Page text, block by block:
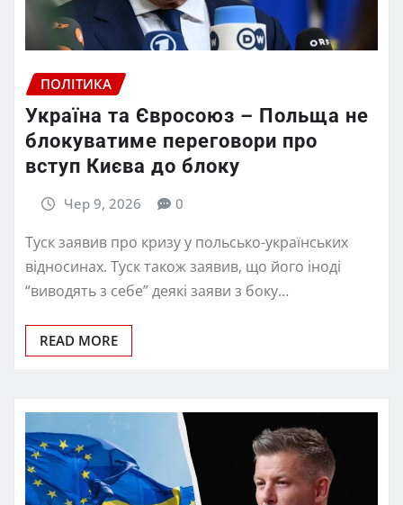
ПОЛІТИКА
Україна та Євросоюз – Польща не
блокуватиме переговори про
вступ Києва до блоку
Чер 9, 2026 0
Туск заявив про кризу у польсько-українських
відносинах. Туск також заявив, що його іноді
“виводять з себе” деякі заяви з боку…
READ MORE